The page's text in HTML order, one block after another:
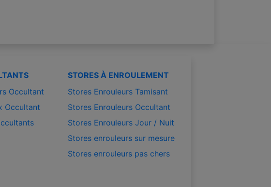
Occultant
Occultant
STORES À ENROULEMENT
Stores Enrouleurs Tamisant
Stores Enrouleurs Occultant
Stores Enrouleurs Jour / Nuit
Stores enrouleurs sur mesure
Stores enrouleurs pas chers